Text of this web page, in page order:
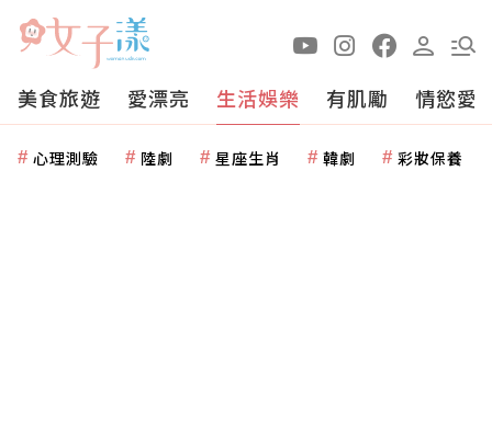
美食旅遊 愛漂亮 生活娛樂 有肌勵 情慾愛
心理測驗 陸劇 星座生肖 韓劇 彩妝保養